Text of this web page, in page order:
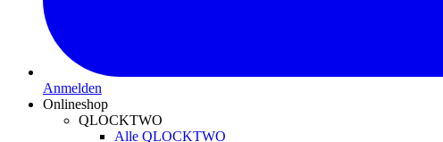
Anmelden
Onlineshop
QLOCKTWO
Alle QLOCKTWO